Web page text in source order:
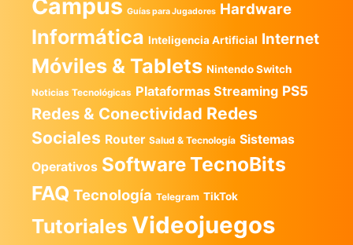
Campus Guías para Jugadores Hardware
Informática Inteligencia Artificial Internet
Móviles & Tablets Nintendo Switch
Noticias Tecnológicas Plataformas Streaming PS5
Redes & Conectividad Redes
Sociales Router Salud & Tecnología Sistemas
Operativos SoftwareTecnoBits
FAQ Tecnología Telegram TikTok
Tutoriales Videojuegos